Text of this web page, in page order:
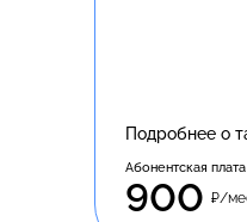
Подробнее о
Абонентская плата
900 ₽/